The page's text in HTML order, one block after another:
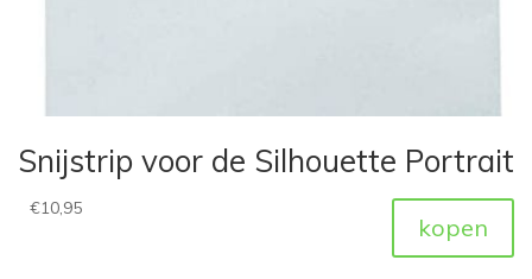
Snijstrip voor de Silhouette Portrait
€10,95
kopen